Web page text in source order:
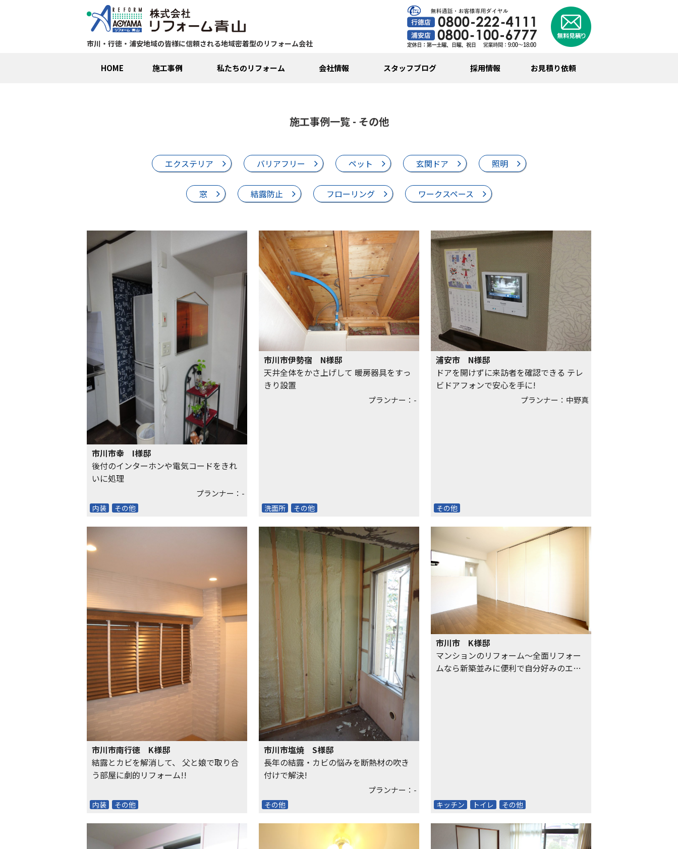
市川・行徳・浦安地域の皆様に信頼される地域密着型のリフォーム会社
HOME 施工事例 私たちのリフォーム 会社情報 スタッフブログ 採用情報 お見積り依頼
施工事例一覧 - その他
エクステリア バリアフリー ペット 玄関ドア 照明
窓 結露防止 フローリング ワークスペース
市川市幸 I様邸
後付のインターホンや電気コードをきれ
いに処理
プランナー：-
内装 その他
市川市伊勢宿 N様邸
天井全体をかさ上げして 暖房器具をすっ
きり設置
プランナー：-
洗面所 その他
浦安市 N様邸
ドアを開けずに来訪者を確認できる テレ
ビドアフォンで安心を手に!
プランナー：中野真
その他
市川市南行徳 K様邸
結露とカビを解消して、 父と娘で取り合
う部屋に劇的リフォーム!!
内装 その他
市川市塩焼 S様邸
長年の結露・カビの悩みを断熱材の吹き
付けで解決!
プランナー：-
その他
市川市 K様邸
マンションのリフォーム〜全面リフォー
ムなら新築並みに便利で自分好みのエコ
キッチン トイレ その他